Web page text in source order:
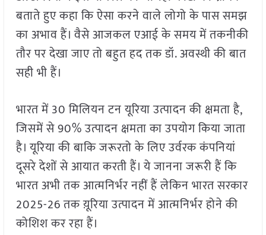
बताते हुए कहा कि ऐसा करने वाले लोगो के पास समझ
का अभाव हैं। वैसे आजकल एआई के समय में तकनीकी
तौर पर देखा जाए तो बहुत हद तक डॉ. अवस्थी की बात
सही भी हैं।
भारत में 30 मिलियन टन यूरिया उत्पादन की क्षमता है,
जिसमें से 90% उत्पादन क्षमता का उपयोग किया जाता
है। यूरिया की बाकि जरूरतो के लिए उर्वरक कंपनियां
दूसरे देशों से आयात करती हैं। ये जानना जरूरी हैं कि
भारत अभी तक आत्मनिर्भर नहीं हैं लेकिन भारत सरकार
2025-26 तक य़ूरिया उत्पादन में आत्मनिर्भर होने की
कोशिश कर रहा हैं।